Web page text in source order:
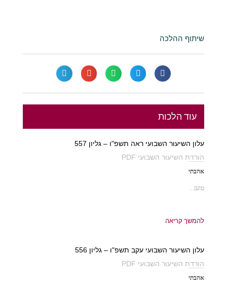
שיתוף ההלכה
עוד הלכות
עלון השיעור השבועי ראה תשפ"ו – גליון 557
הורדת השיעור השבועי PDF
אהבתי
טוען...
להמשך קריאה
עלון השיעור השבועי עקב תשפ"ו – גליון 556
הורדת השיעור השבועי PDF
אהבתי